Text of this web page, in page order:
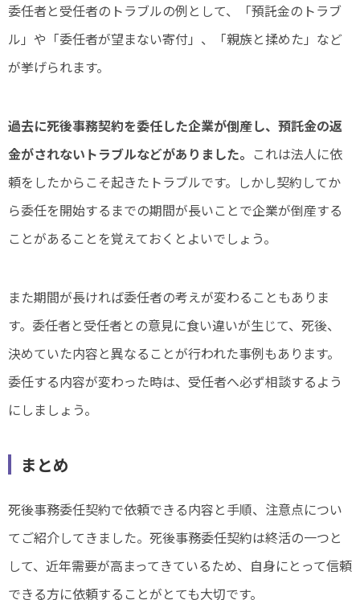
委任者と受任者のトラブルの例として、「預託金のトラブ
ル」や「委任者が望まない寄付」、「親族と揉めた」など
が挙げられます。
過去に死後事務契約を委任した企業が倒産し、預託金の返
金がされないトラブルなどがありました。 これは法人に依
頼をしたからこそ起きたトラブルです。しかし契約してか
ら委任を開始するまでの期間が長いことで企業が倒産する
ことがあることを覚えておくとよいでしょう。
また期間が長ければ委任者の考えが変わることもありま
す。委任者と受任者との意見に食い違いが生じて、死後、
決めていた内容と異なることが行われた事例もあります。
委任する内容が変わった時は、受任者へ必ず相談するよう
にしましょう。
まとめ
死後事務委任契約で依頼できる内容と手順、注意点につい
てご紹介してきました。死後事務委任契約は終活の一つと
して、近年需要が高まってきているため、自身にとって信頼
できる方に依頼することがとても大切です。